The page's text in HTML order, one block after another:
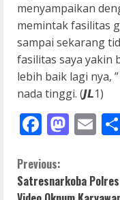
menyampaikan
memintak fasilitas
sampai sekarang
fasilitas saya yakin
lebih baik lagi nya,
nada tinggi. (𝙅𝙇1)
C
Previous:
Satresnarkoba Polres